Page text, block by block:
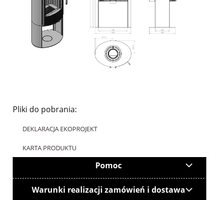
Pliki do pobrania:
DEKLARACJA EKOPROJEKT
KARTA PRODUKTU
Pomoc
Warunki realizacji zamówień i dostawa